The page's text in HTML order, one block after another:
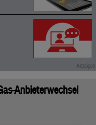
Anbieterwechsel